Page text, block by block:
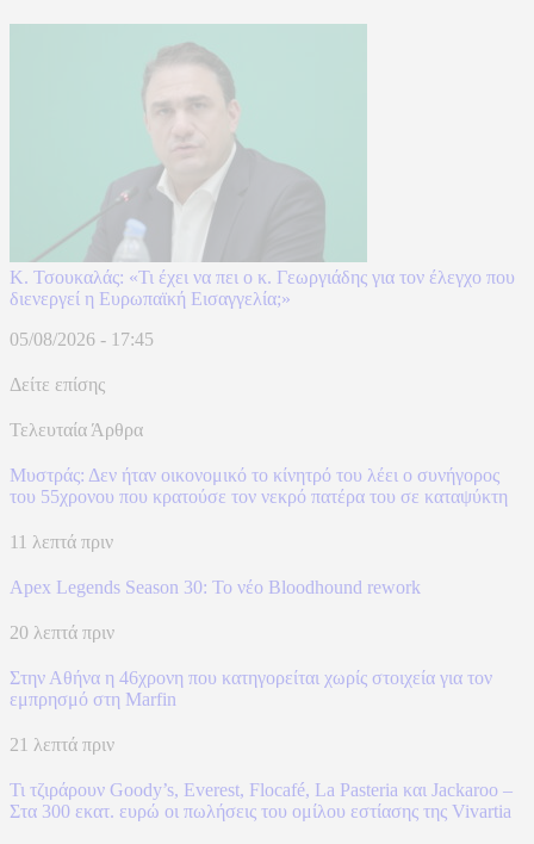
Κ. Τσουκαλάς: «Τι έχει να πει ο κ. Γεωργιάδης για τον έλεγχο που
διενεργεί η Ευρωπαϊκή Εισαγγελία;»
05/08/2026 - 17:45
Δείτε επίσης
Τελευταία Άρθρα
Μυστράς: Δεν ήταν οικονομικό το κίνητρό του λέει ο συνήγορος
του 55χρονου που κρατούσε τον νεκρό πατέρα του σε καταψύκτη
11 λεπτά πριν
Apex Legends Season 30: Το νέο Bloodhound rework
20 λεπτά πριν
Στην Αθήνα η 46χρονη που κατηγορείται χωρίς στοιχεία για τον
εμπρησμό στη Marfin
21 λεπτά πριν
Τι τζιράρουν Goody’s, Everest, Flocafé, La Pasteria και Jackaroo –
Στα 300 εκατ. ευρώ οι πωλήσεις του ομίλου εστίασης της Vivartia